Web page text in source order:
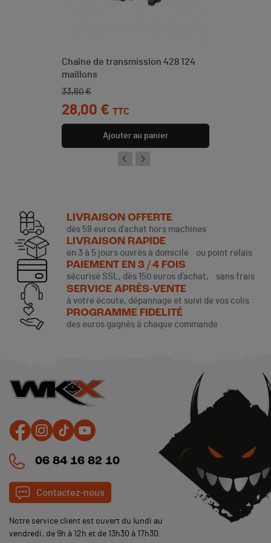
Chaîne de transmission 428 124
maillons
Prix de base
33,60 €
Prix
28,00 € TTC
Ajouter au panier
LIVRAISON OFFERTE
dès 59 euros d’achat hors machines
LIVRAISON RAPIDE
en 3 à 5 jours ouvrés à domicile ou point relais
PAIEMENT EN 3 / 4 FOIS
sécurisé SSL, dès 150 euros d’achat, sans frais
SERVICE APRÈS-VENTE
à votre écoute, dépannage et suivi de vos colis
PROGRAMME FIDELITÉ
des euros gagnés à chaque commande
06 84 16 82 10
Contactez-nous
Notre service client est ouvert du lundi au
vendredi, de 9h à 12h et de 13h30 à 17h30.